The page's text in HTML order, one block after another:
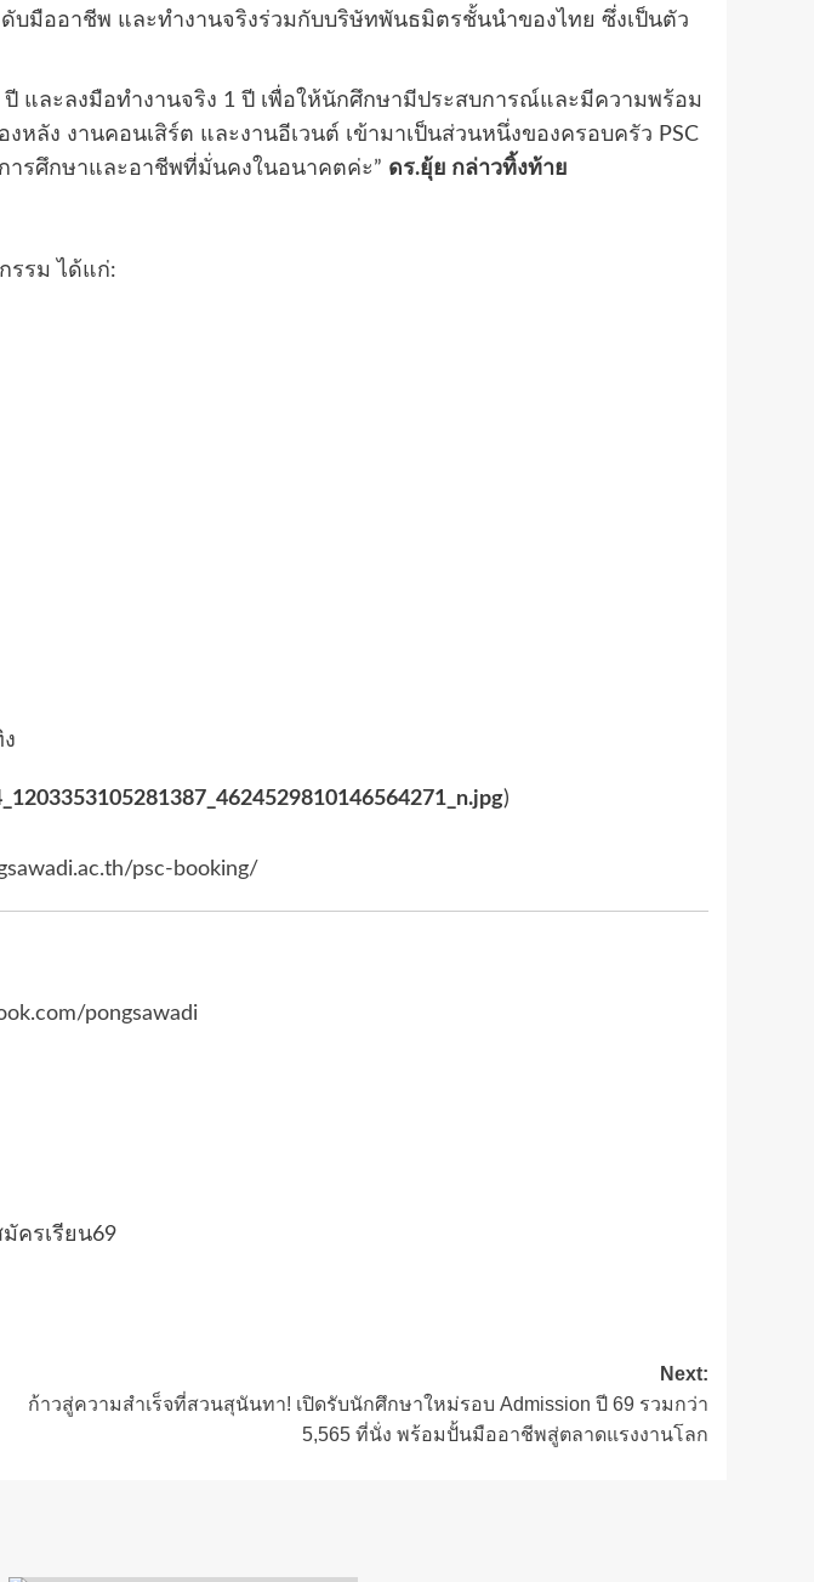
มืออาชีพ และทำงานจริงร่วมกับบริษัทพันธมิตรชั้นนำของไทย ซึ่งเป็นตัว
และลงมือทำงานจริง 1 ปี เพื่อให้นักศึกษามีประสบการณ์และมีความพร้อม
ลัง งานคอนเสิร์ต และงานอีเวนต์ เข้ามาเป็นส่วนหนึ่งของครอบครัว PSC
ารศึกษาและอาชีพที่มั่นคงในอนาคตค่ะ” ดร.ยุ้ย กล่าวทิ้งท้าย
รรม ได้แก่:
)
psc-booking/
pongsawadi
ครเรียน69
Next:
ก้าวสู่ความสำเร็จที่สวนสุนันทา! เปิดรับนักศึกษาใหม่รอบ Admission ปี 69 รวมกว่า
5,565 ที่นั่ง พร้อมปั้นมืออาชีพสู่ตลาดแรงงานโลก